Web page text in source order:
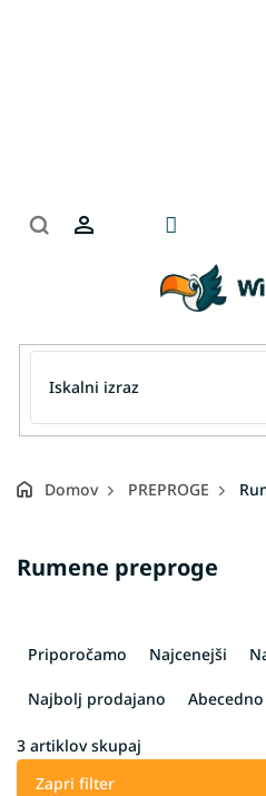
Domov PREPROGE
Rumene preproge
š
č
Priporočamo Najcenejši
Najbolj prodajano Abecedno
3 artiklov skupaj
Zapri filter